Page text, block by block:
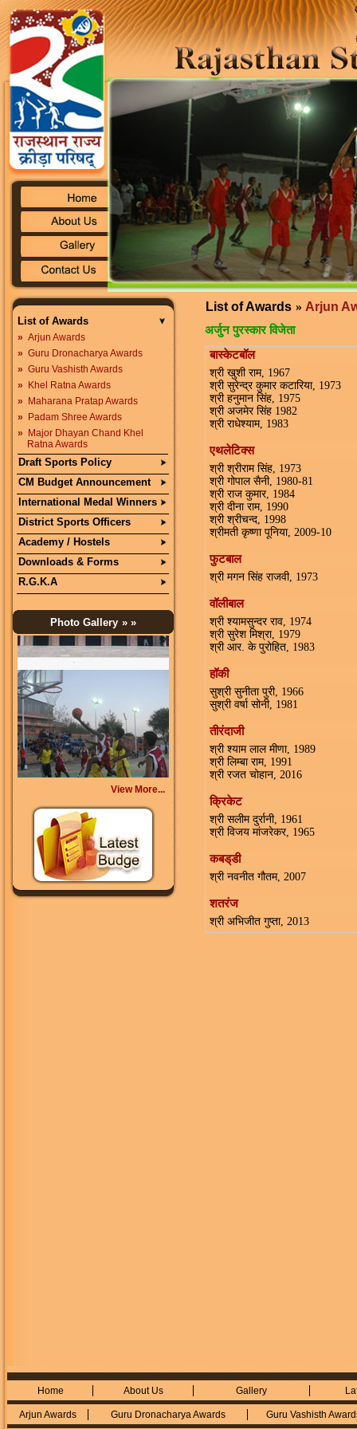
List of Awards
» Arjun Awards
» Guru Dronacharya Awards
» Guru Vashisth Awards
»
Khel Ratna Awards
»
Maharana Pratap Awards
»
Padam Shree Awards
»
Major Dhayan Chand Khel
Ratna Awards
Draft Sports Policy
CM Budget Announcement
International Medal Winners
District Sports Officers
Academy / Hostels
Downloads & Forms
R.G.K.A
Photo Gallery » »
View More...
List of Awards » Arjun
अर्जुन पुरस्कार विजेता
बास्केटबॉल
श्री खुशी राम, 1967
श्री सुरेन्द्र कुमार कटारिया, 1973
श्री हनुमान सिंह, 1975
श्री अजमेर सिंह 1982
श्री राधेश्याम, 1983
एथलेटिक्स
श्री श्रीराम सिंह, 1973
श्री गोपाल सैनी, 1980-81
श्री राज कुमार, 1984
श्री दीना राम, 1990
श्री श्रीचन्द, 1998
श्रीमती कृष्णा पूनिया, 2009-10
फुटबाल
श्री मगन सिंह राजवी, 1973
वॉलीबाल
श्री श्यामसुन्दर राव, 1974
श्री सुरेश मिश्रा, 1979
श्री आर. के पुरोहित, 1983
हॉकी
सुश्री सुनीता पुरी, 1966
सुश्री वर्षा सोनी, 1981
तीरंदाजी
श्री श्याम लाल मीणा, 1989
श्री लिम्बा राम, 1991
श्री रजत चोहान, 2016
क्रिकेट
श्री सलीम दुर्रानी, 1961
श्री विजय मांजरेकर, 1965
कबड्‌डी
श्री नवनीत गौतम, 2007
शतरंज
श्री अभिजीत गुप्ता, 2013
Home About Us Gallery
Arjun Awards Guru Dronacharya Awards Guru Vashisth